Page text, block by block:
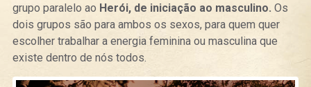
grupo paralelo ao Herói, de iniciação ao masculino. Os
dois grupos são para ambos os sexos, para quem quer
escolher trabalhar a energia feminina ou masculina que
existe dentro de nós todos.